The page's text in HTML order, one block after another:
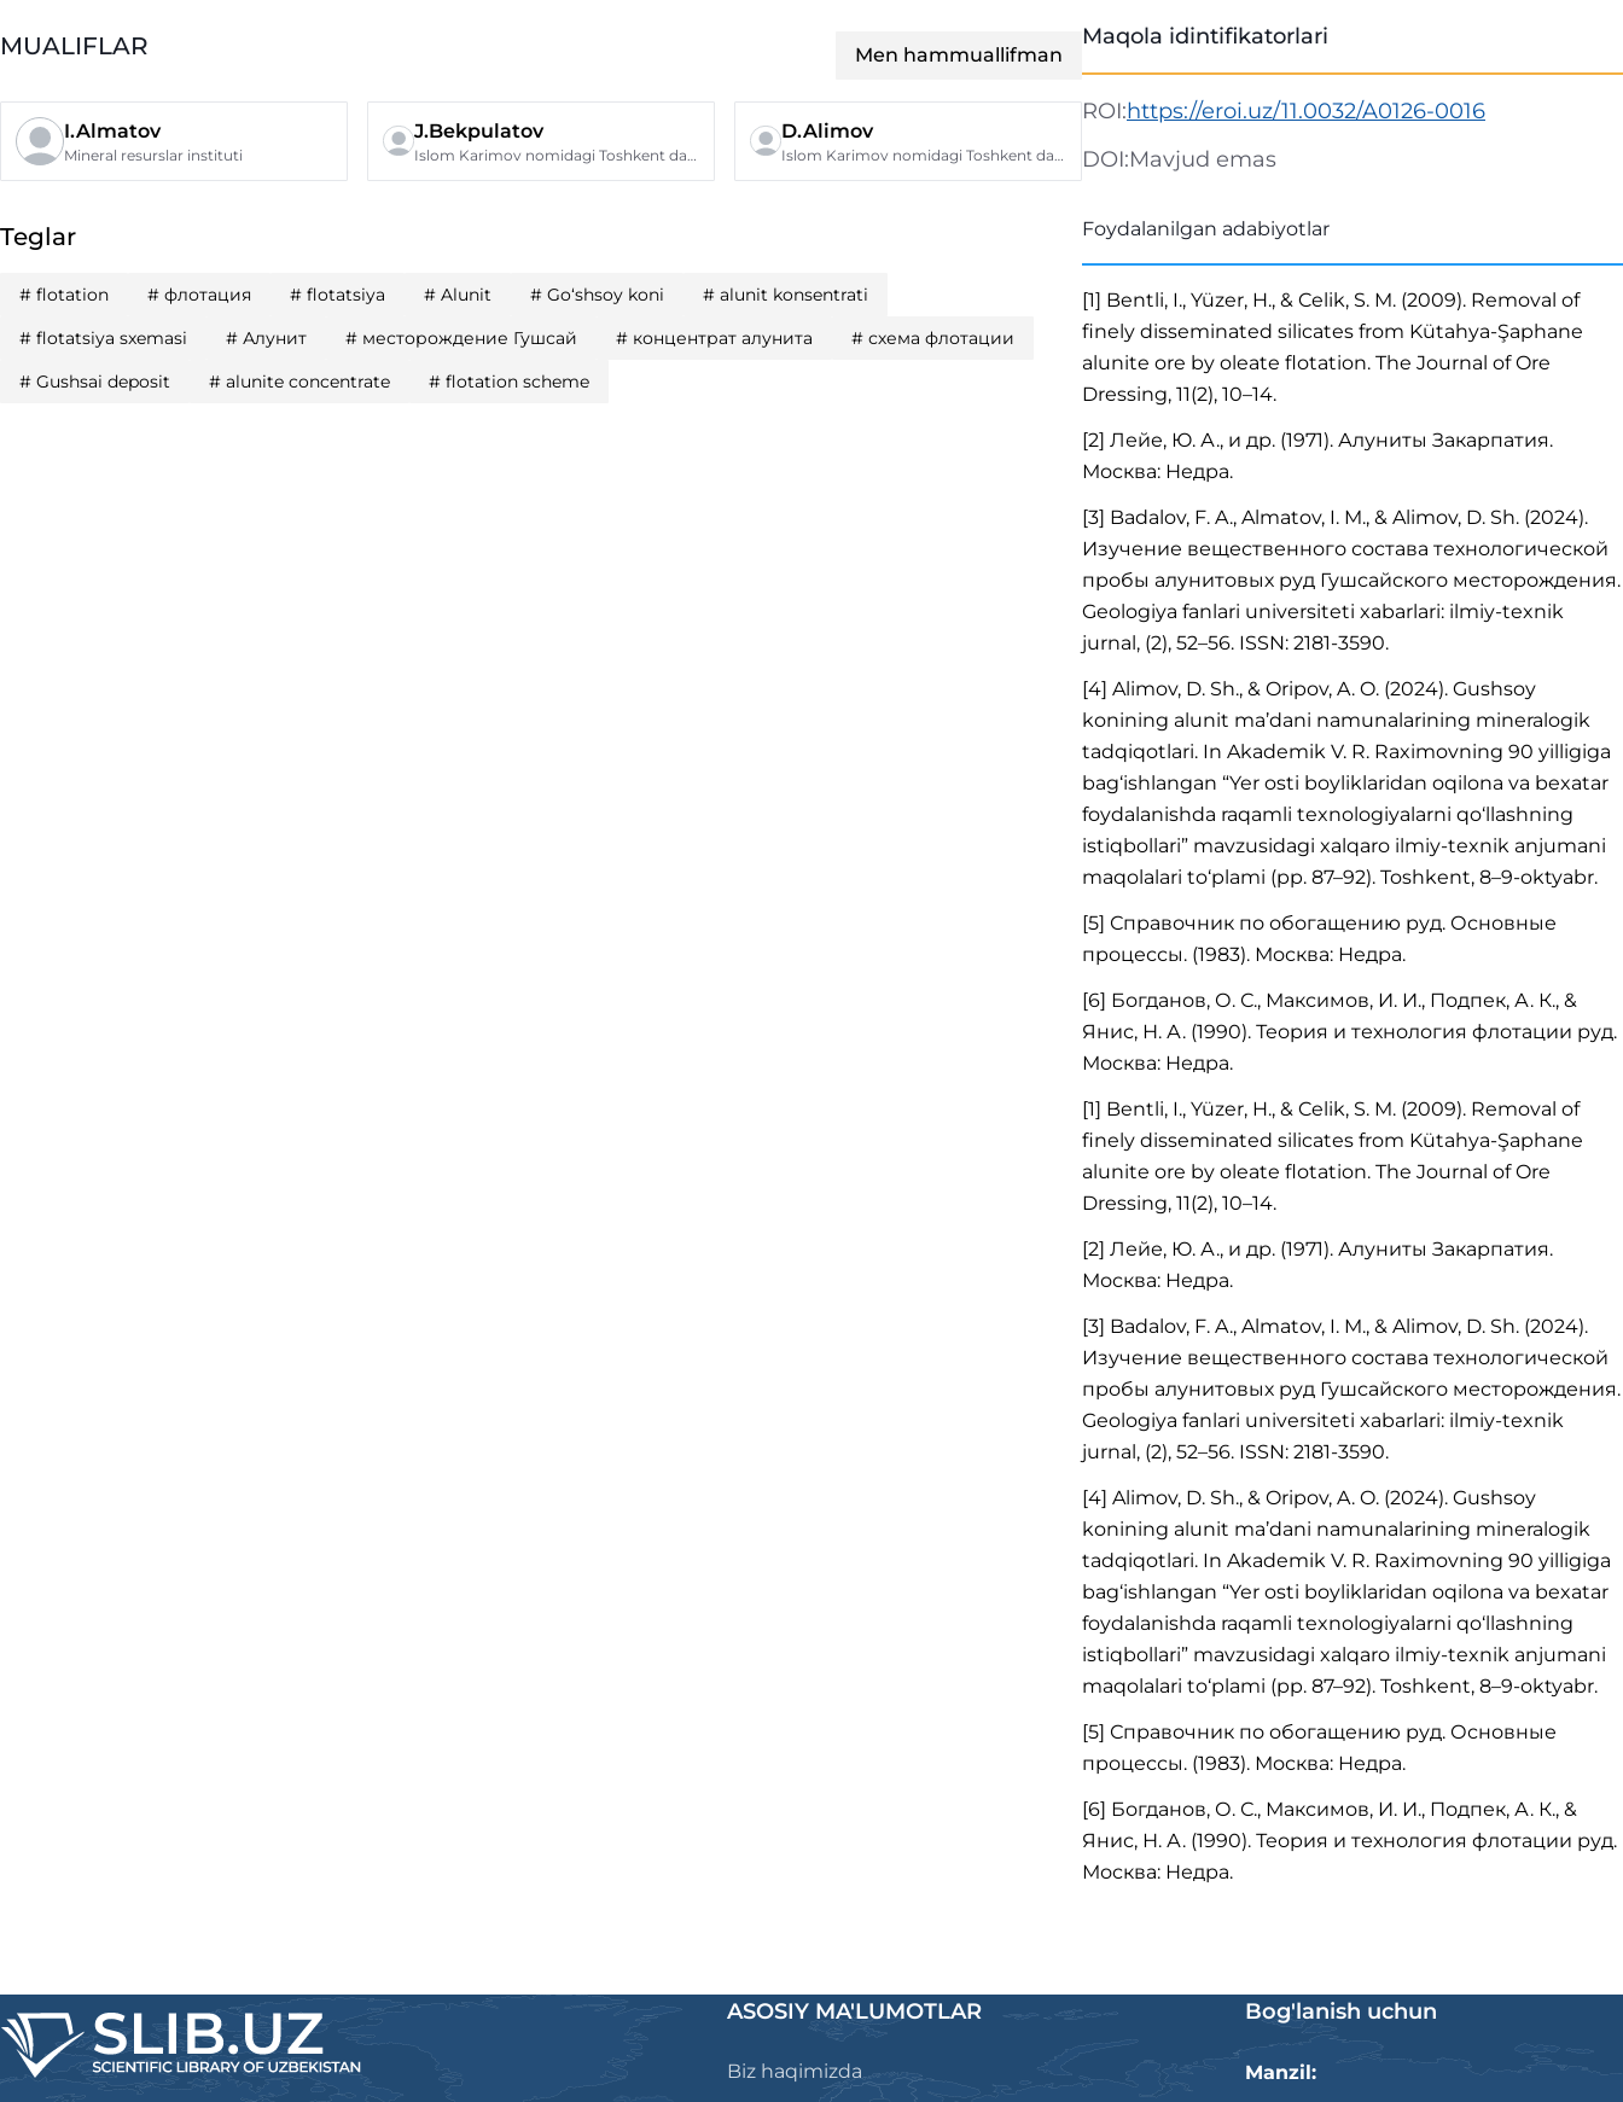
MUALIFLAR Men hammuallifman
I.Almatov
Mineral resurslar instituti
J.Bekpulatov
Islom Karimov nomidagi Toshkent davlat texnika universiteti
D.Alimov
Islom Karimov nomidagi Toshkent davlat texnika universiteti
Teglar
# flotation # флотация # flotatsiya # Alunit # Go‘shsoy koni # alunit konsentrati
# flotatsiya sxemasi # Алунит # месторождение Гушсай # концентрат алунита # схема флотации
# Gushsai deposit # alunite concentrate # flotation scheme
Maqola idintifikatorlari
ROI:https://eroi.uz/11.0032/A0126-0016
DOI:Mavjud emas
Foydalanilgan adabiyotlar
[1] Bentli, I., Yüzer, H., & Celik, S. M. (2009). Removal of
finely disseminated silicates from Kütahya-Şaphane
alunite ore by oleate flotation. The Journal of Ore
Dressing, 11(2), 10–14.
[2] Лейе, Ю. А., и др. (1971). Алуниты Закарпатия.
Москва: Недра.
[3] Badalov, F. A., Almatov, I. M., & Alimov, D. Sh. (2024).
Изучение вещественного состава технологической
пробы алунитовых руд Гушсайского месторождения.
Geologiya fanlari universiteti xabarlari: ilmiy-texnik
jurnal, (2), 52–56. ISSN: 2181-3590.
[4] Alimov, D. Sh., & Oripov, A. O. (2024). Gushsoy
konining alunit ma’dani namunalarining mineralogik
tadqiqotlari. In Akademik V. R. Raximovning 90 yilligiga
bag‘ishlangan “Yer osti boyliklaridan oqilona va bexatar
foydalanishda raqamli texnologiyalarni qo‘llashning
istiqbollari” mavzusidagi xalqaro ilmiy-texnik anjumani
maqolalari to‘plami (pp. 87–92). Toshkent, 8–9-oktyabr.
[5] Справочник по обогащению руд. Основные
процессы. (1983). Москва: Недра.
[6] Богданов, О. С., Максимов, И. И., Подпек, А. К., &
Янис, Н. А. (1990). Теория и технология флотации руд.
Москва: Недра.
[1] Bentli, I., Yüzer, H., & Celik, S. M. (2009). Removal of
finely disseminated silicates from Kütahya-Şaphane
alunite ore by oleate flotation. The Journal of Ore
Dressing, 11(2), 10–14.
[2] Лейе, Ю. А., и др. (1971). Алуниты Закарпатия.
Москва: Недра.
[3] Badalov, F. A., Almatov, I. M., & Alimov, D. Sh. (2024).
Изучение вещественного состава технологической
пробы алунитовых руд Гушсайского месторождения.
Geologiya fanlari universiteti xabarlari: ilmiy-texnik
jurnal, (2), 52–56. ISSN: 2181-3590.
[4] Alimov, D. Sh., & Oripov, A. O. (2024). Gushsoy
konining alunit ma’dani namunalarining mineralogik
tadqiqotlari. In Akademik V. R. Raximovning 90 yilligiga
bag‘ishlangan “Yer osti boyliklaridan oqilona va bexatar
foydalanishda raqamli texnologiyalarni qo‘llashning
istiqbollari” mavzusidagi xalqaro ilmiy-texnik anjumani
maqolalari to‘plami (pp. 87–92). Toshkent, 8–9-oktyabr.
[5] Справочник по обогащению руд. Основные
процессы. (1983). Москва: Недра.
[6] Богданов, О. С., Максимов, И. И., Подпек, А. К., &
Янис, Н. А. (1990). Теория и технология флотации руд.
Москва: Недра.
ASOSIY MA'LUMOTLAR
Biz haqimizda
Bog'lanish uchun
Manzil: